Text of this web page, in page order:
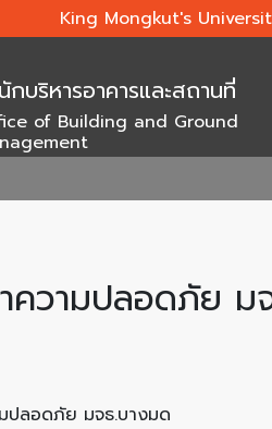
King Mongkut's
กบริหารอาคารและสถานที่
of Building and Ground
ความปลอดภัย ม
ปลอดภัย มจธ.บางมด